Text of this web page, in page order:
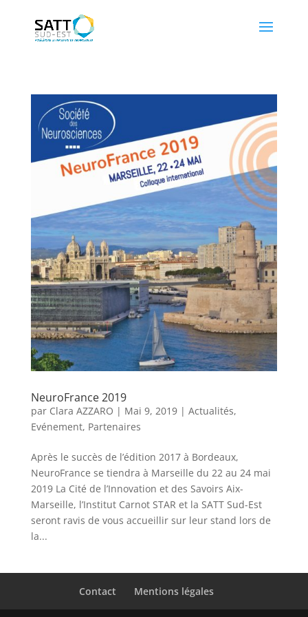
NeuroFrance 2019
par Clara AZZARO | Mai 9, 2019| Actualités,
Evénement, Partenaires
Après le succès de l’édition 2017 à Bordeaux,
NeuroFrance se tiendra à Marseille du 22 au 24 mai
2019 La Cité de l’Innovation et des Savoirs Aix-
Marseille, l’Institut Carnot STAR et la SATT Sud-Est
seront ravis de vous accueillir sur leur stand lors de
la...
Contact Mentions légales